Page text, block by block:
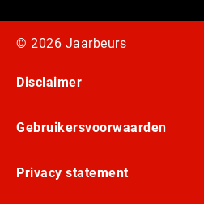
© 2026 Jaarbeurs
Disclaimer
Gebruikersvoorwaarden
Privacy statement